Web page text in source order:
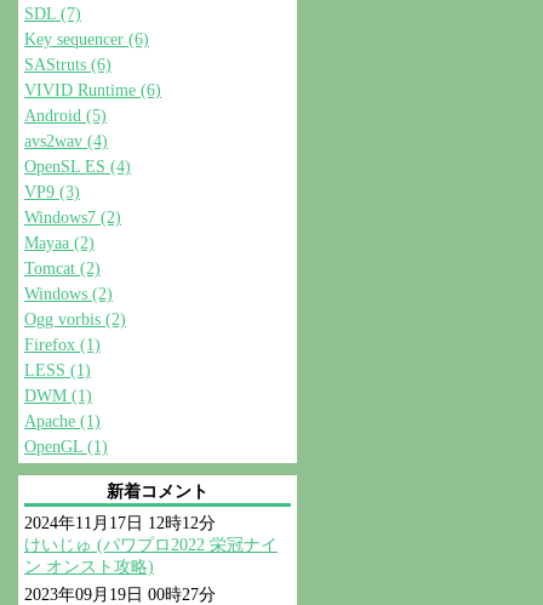
SDL (7)
Key sequencer (6)
SAStruts (6)
VIVID Runtime (6)
Android (5)
avs2wav (4)
OpenSL ES (4)
VP9 (3)
Windows7 (2)
Mayaa (2)
Tomcat (2)
Windows (2)
Ogg vorbis (2)
Firefox (1)
LESS (1)
DWM (1)
Apache (1)
OpenGL (1)
新着コメント
2024年11月17日 12時12分
けいじゅ (パワプロ2022 栄冠ナイ
ン オンスト攻略)
2023年09月19日 00時27分